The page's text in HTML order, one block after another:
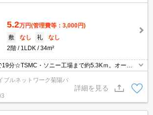
5.2万円(管理費等：3,000円)
敷
なし 礼
なし
2階
1LDK 34m²
19分☆TSMC・ソニー工場まで約5.3Kｍ。オート
・宅配ボックス・インターネット無料完備！初期
決済可能！☆2年間限定1万円減額期間終了後62,0
ブルネットワーク菊陽バ
詳細を見る